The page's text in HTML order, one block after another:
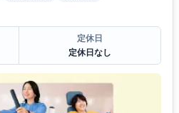
定休日
定休日なし